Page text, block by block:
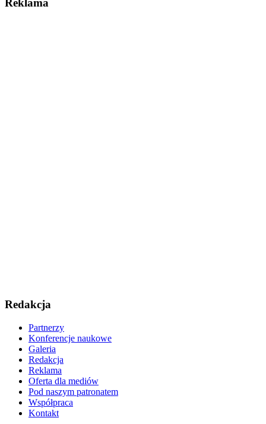
Reklama
Redakcja
Partnerzy
Konferencje naukowe
Galeria
Redakcja
Reklama
Oferta dla mediów
Pod naszym patronatem
Współpraca
Kontakt